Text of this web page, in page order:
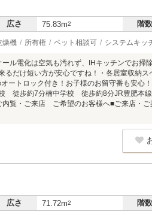
広さ 75.83m2 階数
燥機 所有権 ペット相談可 システムキッ
ル電化は空気も汚れず、IHキッチンでお掃
るだけ短い方が安心ですね！・各居室収納
ートロック付き！お子様のお留守番も安心
徒歩約7分楠中学校 徒歩約8分JR豊肥本
覧・ご来店 ご希望のお客様へ■ご来店・ご
広さ 71.72m2 階数